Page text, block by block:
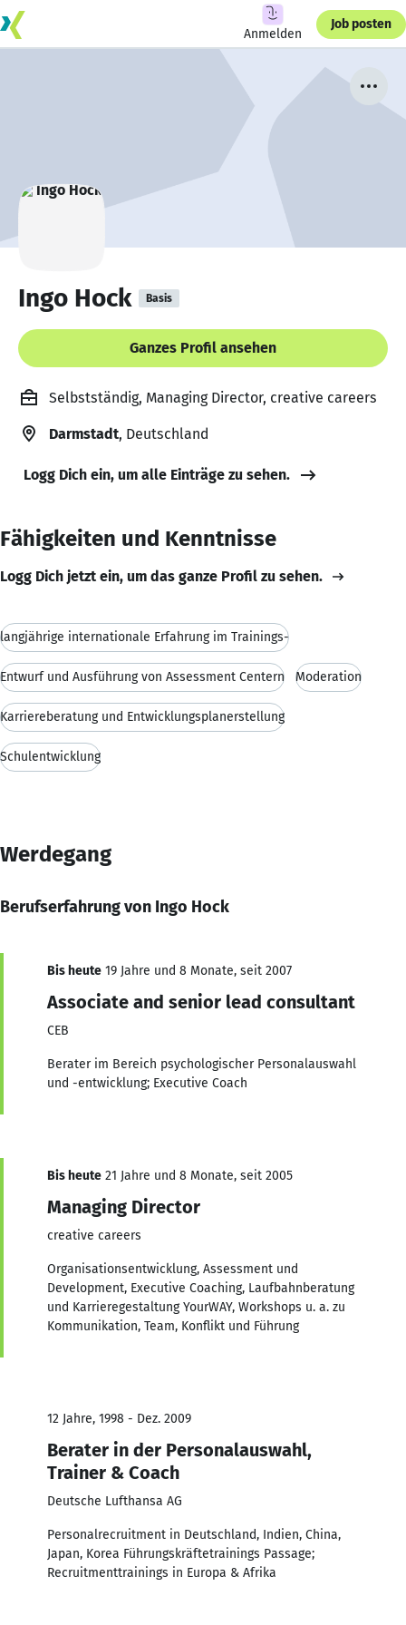
Anmelden
Job posten
Ingo Hock Basis
Ganzes Profil ansehen
Selbstständig, Managing Director, creative careers
Darmstadt, Deutschland
Logg Dich ein, um alle Einträge zu sehen.
Fähigkeiten und Kenntnisse
Logg Dich jetzt ein, um das ganze Profil zu sehen.
langjährige internationale Erfahrung im Trainings-
Entwurf und Ausführung von Assessment Centern Moderation
Karriereberatung und Entwicklungsplanerstellung
Schulentwicklung
Werdegang
Berufserfahrung von Ingo Hock
Bis heute 19 Jahre und 8 Monate, seit 2007
Associate and senior lead consultant
CEB
Berater im Bereich psychologischer Personalauswahl
und -entwicklung; Executive Coach
Bis heute 21 Jahre und 8 Monate, seit 2005
Managing Director
creative careers
Organisationsentwicklung, Assessment und
Development, Executive Coaching, Laufbahnberatung
und Karrieregestaltung YourWAY, Workshops u. a. zu
Kommunikation, Team, Konflikt und Führung
12 Jahre, 1998 - Dez. 2009
Berater in der Personalauswahl,
Trainer & Coach
Deutsche Lufthansa AG
Personalrecruitment in Deutschland, Indien, China,
Japan, Korea Führungskräftetrainings Passage;
Recruitmenttrainings in Europa & Afrika